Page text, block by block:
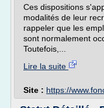
Ces dispositions
modalités de leur
rappeler que les
sont normalement
Toutefois,...
Lire la suite
Site : https://